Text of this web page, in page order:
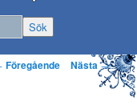
Föregående Nästa→